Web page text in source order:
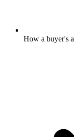
How a buyer's agent maximises your success​​​​‌